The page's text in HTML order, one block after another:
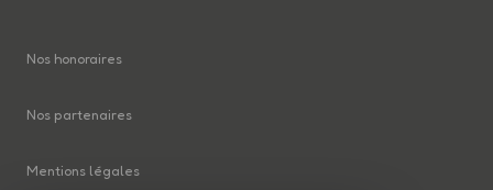
Nos honoraires
Nos partenaires
Mentions légales